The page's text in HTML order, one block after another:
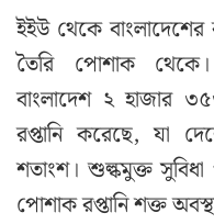
ইইউ থেকে
তৈরি পোশাক
বাংলাদেশ ২ হাজার
রপ্তানি করেছে, যা
শতাংশ। শুল্কমুক্ত
পোশাক রপ্তানি শক্ত